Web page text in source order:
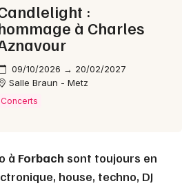
Je m'abonne
:
à Charles
09/10/2026 → 20/02/2027
Salle Braun - Metz
Concerts
à Forbach sont toujours en
house, techno, DJ